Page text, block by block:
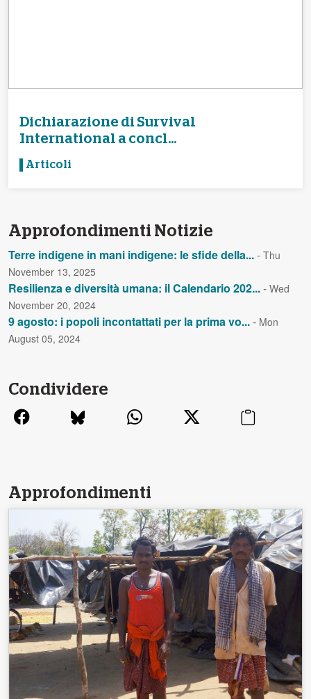
Dichiarazione di Survival
International a concl...
Articoli
Approfondimenti Notizie
Terre indigene in mani indigene: le sfide della...- Thu
November 13, 2025
Resilienza e diversità umana: il Calendario 202...- Wed
November 20, 2024
9 agosto: i popoli incontattati per la prima vo...- Mon
August 05, 2024
Condividere
Approfondimenti